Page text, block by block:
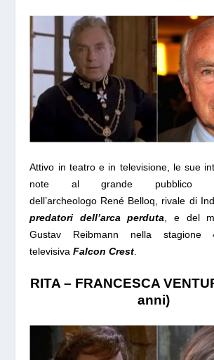
Attivo in teatro e in televisione, le sue
note al grande pubblico
dell’archeologo René Belloq, rivale di
predatori dell’arca perduta , e del
Gustav Reibmann nella
televisiva Falcon Crest
RITA – FRANCESCA
anni)